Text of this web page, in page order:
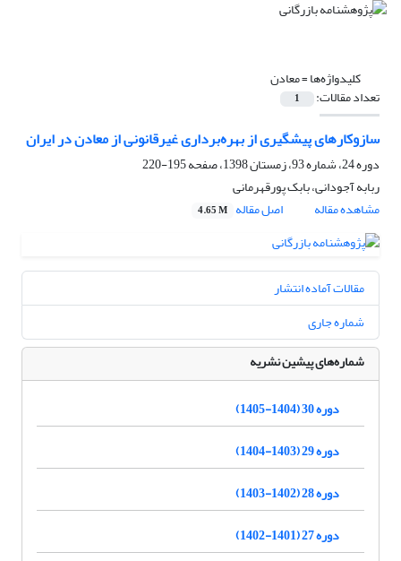
کلیدواژه‌ها =معادن
تعداد مقالات: 1
سازوکارهای پیشگیری از بهره‌برداری غیرقانونی از معادن در ایران
دوره 24، شماره 93، زمستان 1398، صفحه
195-220
ربابه آجودانی، بابک پورقهرمانی
مشاهده مقاله
اصل مقاله 4.65 M
مقالات آماده انتشار
شماره جاری
شماره‌های پیشین نشریه
دوره 30 (1404-1405)
دوره 29 (1403-1404)
دوره 28 (1402-1403)
دوره 27 (1401-1402)